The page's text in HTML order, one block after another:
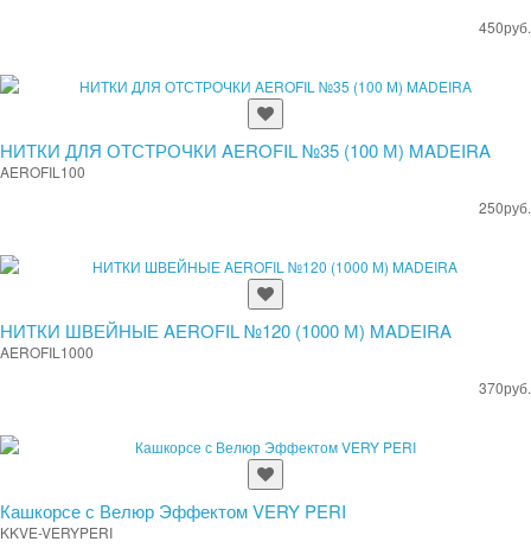
450руб.
НИТКИ ДЛЯ ОТСТРОЧКИ AEROFIL №35 (100 М) MADEIRA
AEROFIL100
250руб.
НИТКИ ШВЕЙНЫЕ AEROFIL №120 (1000 М) MADEIRA
AEROFIL1000
370руб.
Кашкорсе с Велюр Эффектом VERY PERI
KKVE-VERYPERI